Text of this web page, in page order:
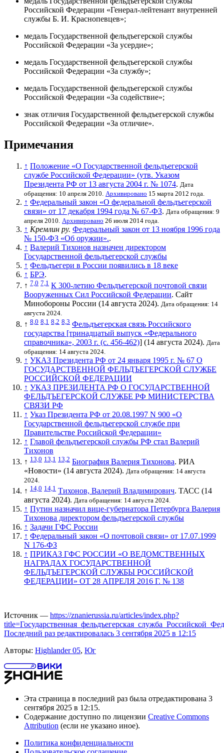
Российской Федерации «Генерал-лейтенант внутренней
службы Б. И. Краснопевцев»;
медаль Государственной фельдъегерской службы
Российской Федерации «За усердие»;
медаль Государственной фельдъегерской службы
Российской Федерации «За службу»;
медаль Государственной фельдъегерской службы
Российской Федерации «За содействие»;
знак отличия Государственной фельдъегерской службы
Российской Федерации «За отличие».
Примечания
↑ Положение «О Государственной фельдъегерской
службе Российской Федерации» (утв. Указом
Президента РФ от 13 августа 2004 г. № 1074. Дата
обращения: 10 апреля 2010. Архивировано 15 марта 2012 года.
↑ Федеральный закон «О федеральной фельдъегерской
связи» от 17 декабря 1994 года № 67-ФЗ. Дата обращения: 9
апреля 2010. Архивировано 26 июля 2014 года.
↑ Кремлин ру. Федеральный закон от 13 ноября 1996 года
№ 150-ФЗ «Об оружии»..
↑ Валерий Тихонов назначен директором
Государственной фельдъегерской службы
↑ Фельдъегери в России появились в 18 веке
↑ БРЭ.
↑ 7,0 7,1 К 300-летию Фельдъегерской почтовой связи
Вооруженных Сил Российской Федерации. Сайт
Минобороны России (14 августа 2024). Дата обращения: 14
августа 2024.
↑ 8,0 8,1 8,2 8,3 Фельдъегерская связь Российского
государства [тринадцатый выпуск «Федерального
справочника», 2003 г. (с. 456-462)] (14 августа 2024). Дата
обращения: 14 августа 2024.
↑ УКАЗ Президента РФ от 24 января 1995 г. № 67 О
ГОСУДАРСТВЕННОЙ ФЕЛЬДЪЕГЕРСКОЙ СЛУЖБЕ
РОССИЙСКОЙ ФЕДЕРАЦИИ
↑ УКАЗ ПРЕЗИДЕНТА РФ О ГОСУДАРСТВЕННОЙ
ФЕЛЬДЪЕГЕРСКОЙ СЛУЖБЕ РФ МИНИСТЕРСТВА
СВЯЗИ РФ
↑ Указ Президента РФ от 20.08.1997 N 900 «О
Государственной фельдъегерской службе при
Правительстве Российской Федерации»
↑ Главой фельдъегерской службы РФ стал Валерий
Тихонов
↑ 13,0 13,1 13,2 Биография Валерия Тихонова. РИА
«Новости» (14 августа 2024). Дата обращения: 14 августа
2024.
↑ 14,0 14,1 Тихонов, Валерий Владимирович. ТАСС (14
августа 2024). Дата обращения: 14 августа 2024.
↑ Путин назначил вице-губернатора Петербурга Валерия
Тихонова директором фельдъегерской службы
↑ Задачи ГФС России
↑ Федеральный закон «О почтовой связи» от 17.07.1999
N 176-ФЗ
↑ ПРИКАЗ ГФС РОССИИ «О ВЕДОМСТВЕННЫХ
НАГРАДАХ ГОСУДАРСТВЕННОЙ
ФЕЛЬДЪЕГЕРСКОЙ СЛУЖБЫ РОССИЙСКОЙ
ФЕДЕРАЦИИ» ОТ 28 АПРЕЛЯ 2016 Г. № 138
Источник — https://znanierussia.ru/articles/index.php?
Последний раз редактировалась 3 сентября 2025 в 12:15
Авторы: Highlander 05, Юг
Эта страница в последний раз была отредактирована 3
сентября 2025 в 12:15.
Содержание доступно по лицензии Creative Commons
Attribution (если не указано иное).
Политика конфиденциальности